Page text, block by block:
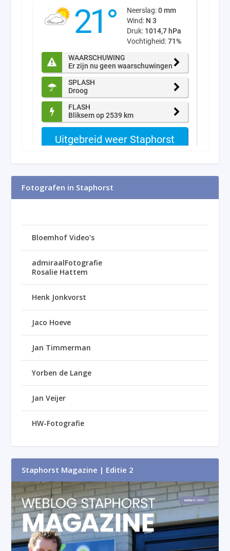
Fotografen in Staphorst
Bloemhof Video’s
admiraalFotografie
Rosalie Hattem
Henk Jonkvorst
Jaco Hoeve
Jan Timmerman
Yorben de Lange
Jan Veijer
HW-Fotografie
Staphorst Magazine | Editie 2